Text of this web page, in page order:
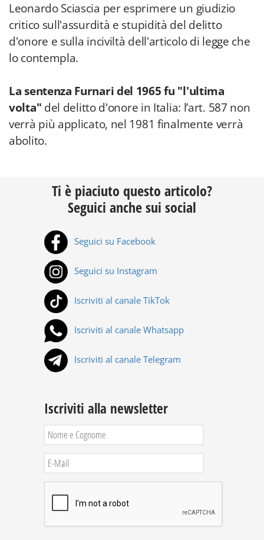
Leonardo Sciascia per esprimere un giudizio
critico sull'assurdità e stupidità del delitto
d'onore e sulla inciviltà dell'articolo di legge che
lo contempla.
La sentenza Furnari del 1965 fu "l'ultima
volta" del delitto d'onore in Italia: l’art. 587 non
verrà più applicato, nel 1981 finalmente verrà
abolito.
Ti è piaciuto questo articolo?
Seguici anche sui social
Seguici su Facebook
Seguici su Instagram
Iscriviti al canale TikTok
Iscriviti al canale Whatsapp
Iscriviti al canale Telegram
Iscriviti alla newsletter